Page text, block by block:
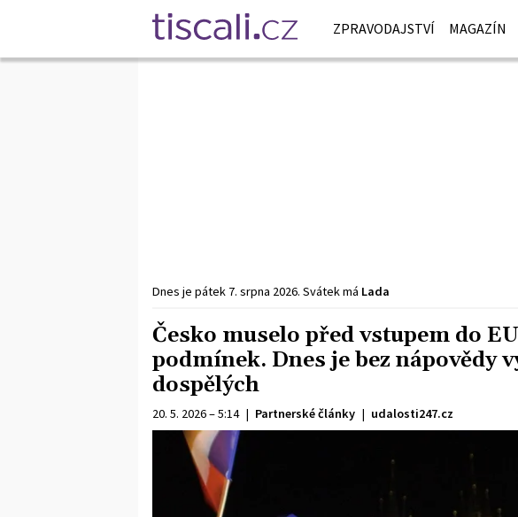
ZPRAVODAJSTVÍ MAGAZÍN
Dnes je pátek 7. srpna 2026. Svátek má Lada
Česko muselo před vstupem do
podmínek. Dnes je bez nápovědy
dospělých
20. 5. 2026 – 5:14 | Partnerské články | udalosti247.cz